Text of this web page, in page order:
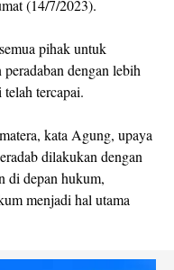
(14/7/2023).
pihak untuk
dengan lebih
tercapai.
kata Agung, upaya
dilakukan dengan
di depan hukum,
menjadi hal utama